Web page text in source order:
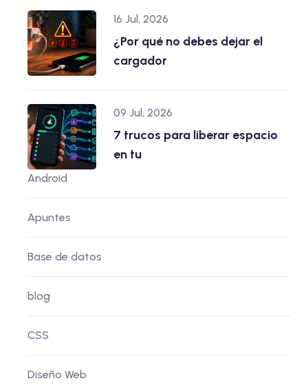
16 Jul, 2026
¿Por qué no debes dejar el
cargador
09 Jul, 2026
7 trucos para liberar espacio
en tu
Android
Apuntes
Base de datos
blog
CSS
Diseño Web